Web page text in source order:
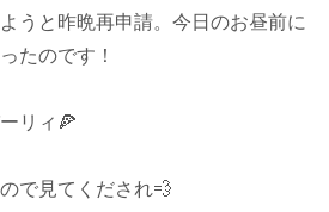
うと昨晩再申請。今日のお昼前に
たのです！
リィ🍕
で見てくだされ💨